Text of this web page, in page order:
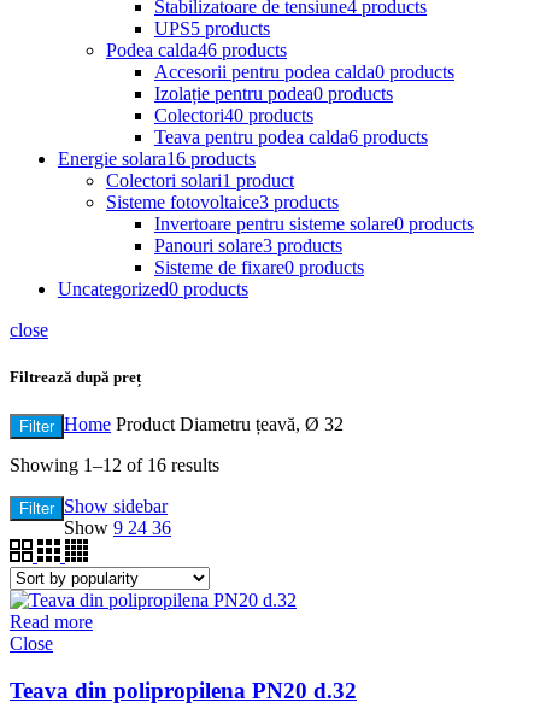
Stabilizatoare de tensiune4 products
UPS5 products
Podea calda46 products
Accesorii pentru podea calda0 products
Izolație pentru podea0 products
Colectori40 products
Teava pentru podea calda6 products
Energie solara16 products
Colectori solari1 product
Sisteme fotovoltaice3 products
Invertoare pentru sisteme solare0 products
Panouri solare3 products
Sisteme de fixare0 products
Uncategorized0 products
close
Filtrează după preț
Filter Home Product Diametru țeavă, Ø 32
Showing 1–12 of 16 results
Filter Show sidebar
Show 9 24 36
Read more
Close
Teava din polipropilena PN20 d.32